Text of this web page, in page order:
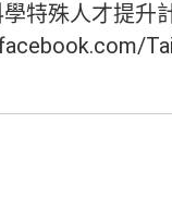
特殊人才提升